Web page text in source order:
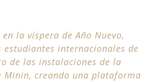
la víspera de Año Nuevo,
estudiantes internacionales de
de las instalaciones de la
Minin, creando una plataforma